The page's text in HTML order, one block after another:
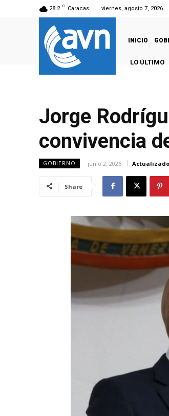
28.2 C Caracas viernes, agosto 7, 2026
INICIO
LO ÚLTIMO
Jorge
convivencia
GOBIERNO junio 2, 2026
Share